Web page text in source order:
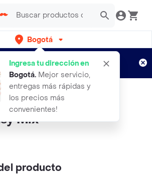
Bogotá
Ingresa tu dirección en
Bogotá. Mejor servicio,
entregas más rápidas y
los precios más
convenientes!
gratis por semanas
Aplican TyC
De Flor
Mix
producto